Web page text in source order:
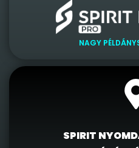
NAGY
SPIRIT